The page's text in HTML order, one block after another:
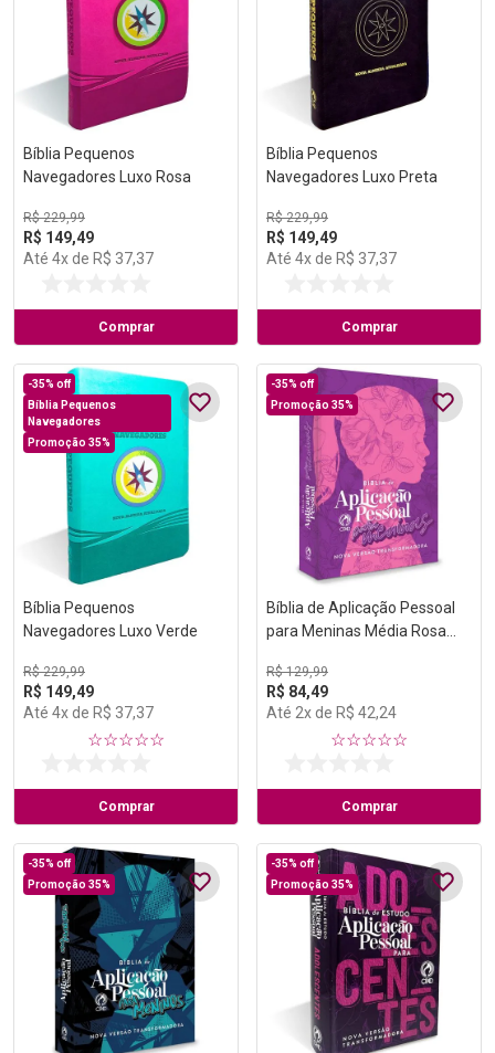
Bíblia Pequenos
Navegadores Luxo Rosa
R$ 229,99
R$ 149,49
Até 4x de R$ 37,37
Comprar
Bíblia Pequenos
Navegadores Luxo Preta
R$ 229,99
R$ 149,49
Até 4x de R$ 37,37
Comprar
-35% off
Bíblia Pequenos
Navegadores
Promoção 35%
Bíblia Pequenos
Navegadores Luxo Verde
R$ 229,99
R$ 149,49
Até 4x de R$ 37,37
☆☆☆☆☆
Comprar
-35% off
Promoção 35%
Bíblia de Aplicação Pessoal
para Meninas Média Rosa
R$ 129,99
R$ 84,49
Até 2x de R$ 42,24
☆☆☆☆☆
Comprar
-35% off
Promoção 35%
-35% off
Promoção 35%